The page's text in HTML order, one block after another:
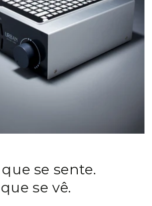
se sente.
se vê.